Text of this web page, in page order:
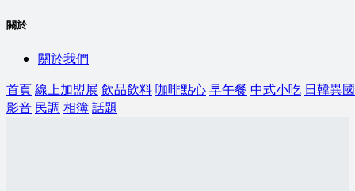
關於
關於我們
首頁線上加盟展 飲品飲料咖啡點心早午餐 中式小吃 日韓異國
影音 民調 相簿話題